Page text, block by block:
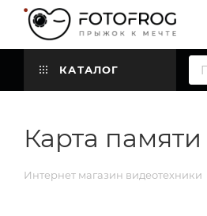
КАТАЛОГ
Карта
Интернет магазин видеотехники